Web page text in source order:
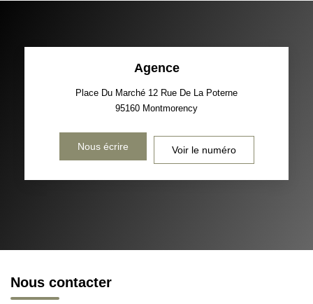
Agence
Place Du Marché 12 Rue De La Poterne
95160 Montmorency
Nous écrire Voir le numéro
Nous contacter